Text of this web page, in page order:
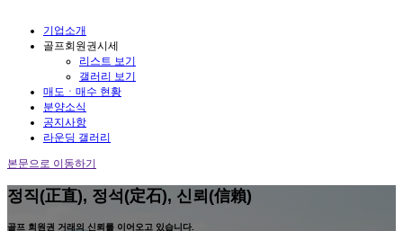
기업소개
골프회원권시세
리스트 보기
갤러리 보기
매도ㆍ매수 현황
분양소식
공지사항
라운딩 갤러리
본문으로 이동하기
정직(正直), 정석(定石), 신뢰(信賴)
골프 회원권 거래의 신뢰를 이어오고 있습니다.